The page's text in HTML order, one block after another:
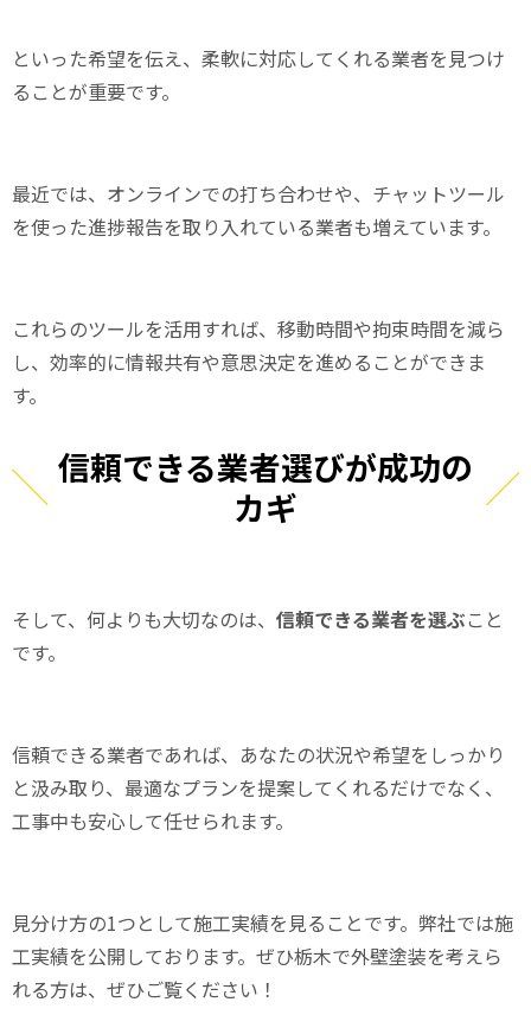
といった希望を伝え、柔軟に対応してくれる業者を見つけ
ることが重要です。
最近では、オンラインでの打ち合わせや、チャットツール
を使った進捗報告を取り入れている業者も増えています。
これらのツールを活用すれば、移動時間や拘束時間を減ら
し、効率的に情報共有や意思決定を進めることができま
す。
信頼できる業者選びが成功の
カギ
そして、何よりも大切なのは、 信頼できる業者を選ぶこと
です。
信頼できる業者であれば、あなたの状況や希望をしっかり
と汲み取り、最適なプランを提案してくれるだけでなく、
工事中も安心して任せられます。
見分け方の1つとして施工実績を見ることです。弊社では施
工実績を公開しております。ぜひ栃木で外壁塗装を考えら
れる方は、ぜひご覧ください！